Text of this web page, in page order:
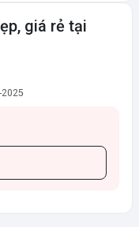
giá rẻ tại
2025